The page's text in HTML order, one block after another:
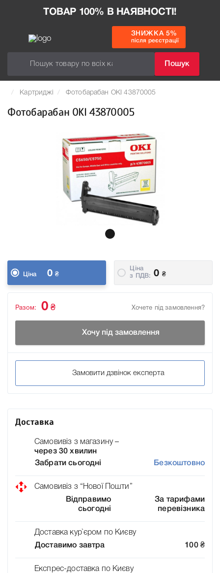
ТОВАР 100% В НАЯВНОСТІ!
Пошук
ЗНИЖКА 5%
після реєстрації
Картриджі Фотобарабан OKI 43870005
Фотобарабан OKI 43870005
Ціна 0 ₴
Ціна
з ПДВ:
0 ₴
Хочете під замовлення?
Разом: 0 ₴
Хочу під замовлення
Замовити дзвінок експерта
Доставка
Самовивіз з магазину –
через 30 хвилин
Забрати сьогодні
Безкоштовно
Самовивіз з “Нової Пошти”
Відправимо
сьогодні
За тарифами
перевізника
Доставка кур`єром по Києву
Доставимо завтра
100 ₴
Експрес-доставка по Києву